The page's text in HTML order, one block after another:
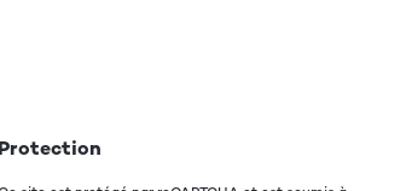
Protection